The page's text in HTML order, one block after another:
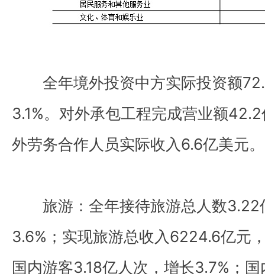
全年境外投资中方实际投资额
3.1%。对外承包工程完成营业额
外劳务合作人员实际收入6.6亿美元。
旅游：全年接待旅游总人数3.22
3.6%；实现旅游总收入6224.6亿元
国内游客3.18亿人次，增长3.7%；